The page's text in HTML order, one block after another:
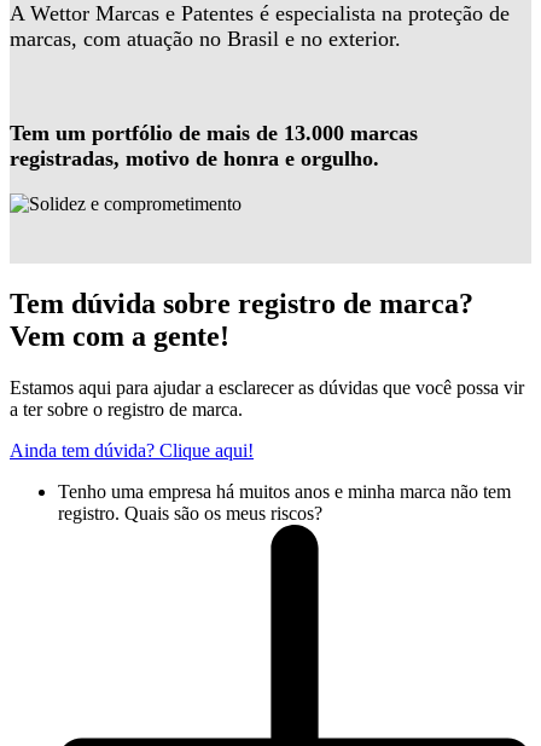
A Wettor Marcas e Patentes é especialista na proteção de
marcas, com atuação no Brasil e no exterior.
Tem um portfólio de mais de 13.000 marcas
registradas, motivo de honra e orgulho.
Tem dúvida sobre registro de marca?
Vem com a gente!
Estamos aqui para ajudar a esclarecer as dúvidas que você possa vir
a ter sobre o registro de marca.
Ainda tem dúvida? Clique aqui!
Tenho uma empresa há muitos anos e minha marca não tem
registro. Quais são os meus riscos?